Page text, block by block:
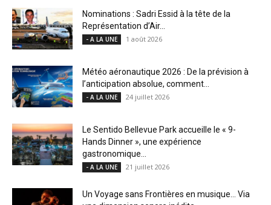
Nominations : Sadri Essid à la tête de la
Représentation d’Air...
- A LA UNE 1 août 2026
Météo aéronautique 2026 : De la prévision à
l’anticipation absolue, comment...
- A LA UNE 24 juillet 2026
Le Sentido Bellevue Park accueille le « 9-
Hands Dinner », une expérience
gastronomique...
- A LA UNE 21 juillet 2026
Un Voyage sans Frontières en musique… Via